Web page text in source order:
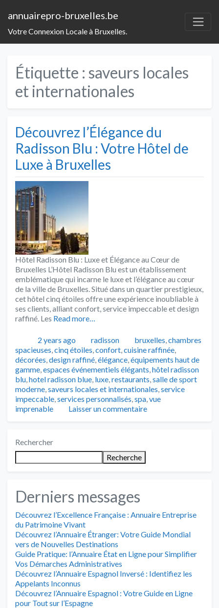
annuairepro-bruxelles.be
Votre Connexion Locale à Bruxelles.
Étiquette : saveurs locales
et internationales
Découvrez l’Élégance du
Radisson Blu : Votre Hôtel de
Luxe à Bruxelles
Hôtel Radisson Blu : Luxe et Élégance au Cœur de
Bruxelles L’Hôtel Radisson Blu est un établissement
emblématique qui incarne le luxe et l’élégance au cœur
de la ville de Bruxelles. Situé dans un quartier prestigieux,
cet hôtel cinq étoiles offre une expérience inoubliable à
ses clients, alliant confort, service impeccable et design
raffiné. Les Read more…
Publié2 years ago Catégories
radisson Tags
bruxelles,chambres
spacieuses,cinq étoiles,confort,cuisine raffinée,
décorées,design raffiné,élégance,équipements haut de
gamme,espaces événementiels élégants,hôtel radisson
blu,hotel radisson blue, luxe,restaurants,salle de sport
moderne,saveurs locales et internationales,service
impeccable,services personnalisés,spa,vue
imprenable
Laisser un commentaire
Rechercher
Recherche
Derniers messages
Découvrez l’Excellence Française : Annuaire Entreprise
du Patrimoine Vivant
Découvrez l’Annuaire Étranger: Votre Guide Mondial
vers de Nouvelles Destinations
Guide Pratique: l’Annuaire État en Ligne pour Simplifier
Vos Démarches Administratives
Découvrez l’Annuaire Espagnol Inversé : Identifiez les
Appelants Inconnus
Découvrez l’Annuaire Espagnol : Votre Guide en Ligne
pour Tout sur l’Espagne